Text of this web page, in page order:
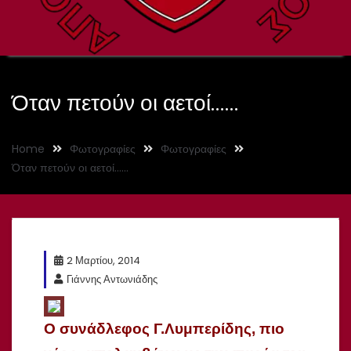
Όταν πετούν οι αετοί……
Home Φωτογραφίες
Φωτογραφίες
Όταν πετούν οι αετοί……
2 Μαρτίου, 2014
Γιάννης Αντωνιάδης
Ο συνάδλεφος Γ.Λυμπερίδης, πιο